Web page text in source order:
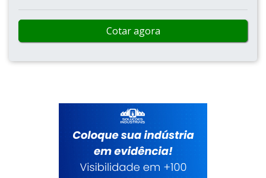
Cotar agora